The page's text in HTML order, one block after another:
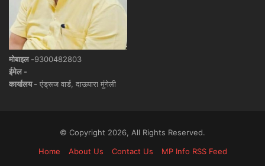
मोबाइल -9300482803
ईमेल -
कार्यालय - एंड्रूज वार्ड, दाऊपारा मुंगेली
© Copyright 2026, All Rights Reserved.
Home
About Us Contact Us MP Info RSS Feed